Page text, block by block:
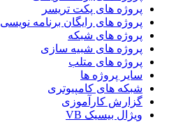
پروژه های پکت تریسر
پروژه های رایگان برنامه نویسی
پروژه های شبکه
پروژه های شبیه سازی
پروژه های متلب
سایر پروژه ها
شبکه های کامپیوتری
گزارش کارآموزی
ویژال بیسیک VB